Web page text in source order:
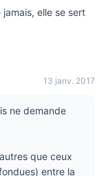
elle se sert
13 janv. 2017
ne demande
que ceux
entre la